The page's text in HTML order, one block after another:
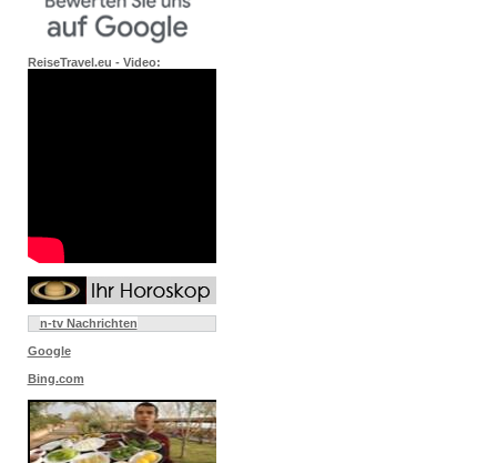
ReiseTravel.eu - Video:
n-tv Nachrichten
Google
Bing.com